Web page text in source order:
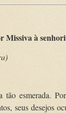
Missiva à
)
tão esmerada.
seus desejos